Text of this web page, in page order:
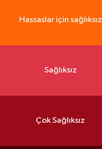
Hassaslar için sağlıksız
Sağlıksız
Çok Sağlıksız